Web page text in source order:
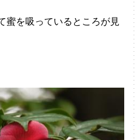
蜜を吸っているところが見